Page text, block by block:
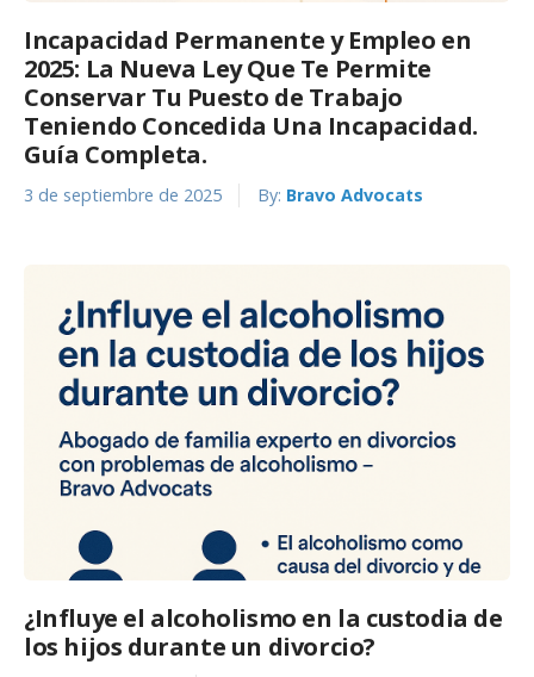
Incapacidad Permanente y Empleo en
2025: La Nueva Ley Que Te Permite
Conservar Tu Puesto de Trabajo
Teniendo Concedida Una Incapacidad.
Guía Completa.
3 de septiembre de 2025 By: Bravo Advocats
¿Influye el alcoholismo en la custodia de
los hijos durante un divorcio?